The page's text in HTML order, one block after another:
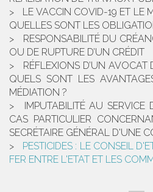
LE VACCIN COVID-19 ET LE
QUELLES SONT LES
RESPONSABILITÉ DU
OU DE RUPTURE D’UN CRÉDIT
RÉFLEXIONS D’UN
QUELS SONT LES
MÉDIATION ?
IMPUTABILITÉ AU
CAS PARTICULIER
SECRÉTAIRE GÉNÉRAL D'UNE
PESTICIDES : LE CONSEIL
FER ENTRE L'ETAT ET LES